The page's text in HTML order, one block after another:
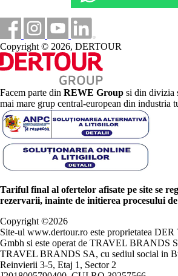
Copyright © 2026, DERTOUR
Facem parte din REWE Group si din divizia
mai mare grup central-european din industria
Tariful final al ofertelor afisate pe site se
rezervarii, inainte de initierea procesului
Copyright ©2026
Site-ul www.dertour.ro este proprietatea
Gmbh si este operat de TRAVEL BRANDS
TRAVEL BRANDS SA, cu sediul social in
Reinvierii 3-5, Etaj 1, Sector 2